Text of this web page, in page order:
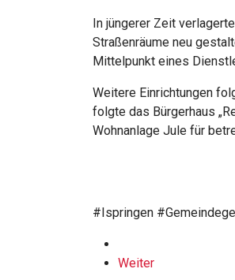
In jüngerer Zeit
Straßenräume neu
Mittelpunkt eines
Weitere Einrichtungen
folgte das Bürgerhaus
Wohnanlage Jule für
#Ispringen
Weiter